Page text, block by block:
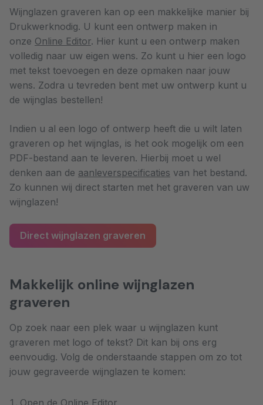
Wijnglazen graveren kan op een makkelijke manier bij
Drukwerknodig. U kunt een ontwerp maken in
onze Online Editor. Hier kunt u een ontwerp maken
volledig naar uw eigen wens. Zo kunt u hier een logo
met tekst toevoegen en deze opmaken naar jouw
wens. Zodra u tevreden bent met uw ontwerp kunt u
de wijnglas bestellen!
Indien u al een logo of ontwerp heeft die u wilt laten
graveren op het wijnglas, is het ook mogelijk om een
PDF-bestand aan te leveren. Hierbij moet u wel
denken aan de aanleverspecificaties van het bestand.
Zo kunnen wij direct starten met het graveren van uw
wijnglazen!
Direct wijnglazen graveren
Makkelijk online wijnglazen
graveren
Op zoek naar een plek waar u wijnglazen kunt
graveren met logo of tekst? Dit kan bij ons erg
eenvoudig. Volg de onderstaande stappen om zo tot
jouw gegraveerde wijnglazen te komen:
Open de Online Editor